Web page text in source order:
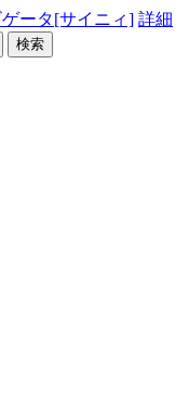
ータ[サイニィ] 詳細
検索